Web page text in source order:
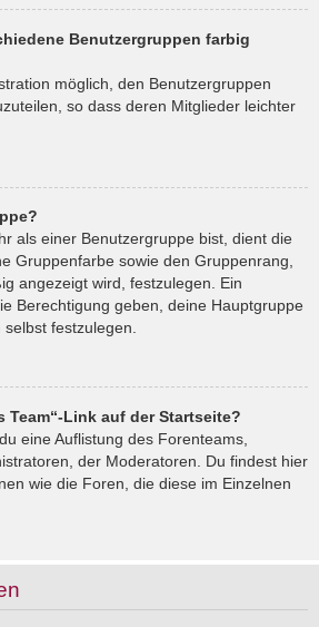
Benutzergruppen farbig
möglich, den Benutzergruppen
so dass deren Mitglieder leichter
als einer Benutzergruppe bist, dient die
Gruppenfarbe sowie den Gruppenrang,
angezeigt wird, festzulegen. Ein
Berechtigung geben, deine Hauptgruppe
festzulegen.
Team“-Link auf der Startseite?
eine Auflistung des Forenteams,
der Moderatoren. Du findest hier
wie die Foren, die diese im Einzelnen